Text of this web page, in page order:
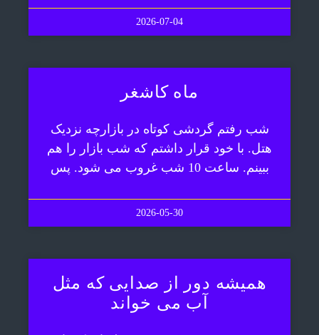
2026-07-04
ماه کاشغر
شب رفتم گردشی کوتاه در بازارچه نزدیک
هتل. با خود قرار داشتم که شب بازار را هم
ببینم. ساعت 10 شب غروب می شود. پس
2026-05-30
همیشه دور از صدایی که مثل
آب می خواند